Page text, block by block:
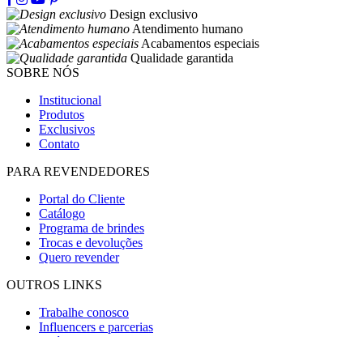
Design exclusivo
Atendimento humano
Acabamentos especiais
Qualidade garantida
SOBRE NÓS
Institucional
Produtos
Exclusivos
Contato
PARA REVENDEDORES
Portal do Cliente
Catálogo
Programa de brindes
Trocas e devoluções
Quero revender
OUTROS LINKS
Trabalhe conosco
Influencers e parcerias